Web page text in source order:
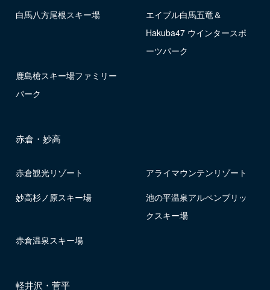
白馬八方尾根スキー場
エイブル白馬五竜＆
Hakuba47 ウインタースポ
ーツパーク
鹿島槍スキー場ファミリー
パーク
赤倉・妙高
赤倉観光リゾート アライマウンテンリゾート
妙高杉ノ原スキー場
池の平温泉アルペンブリッ
クスキー場
赤倉温泉スキー場
軽井沢・菅平